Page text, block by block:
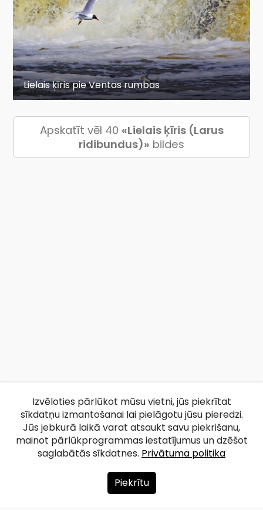
Lielais ķīris pie Ventas rumbas
Apskatīt vēl 40 «Lielais ķīris (Larus
ridibundus)» bildes
Par mums
Izvēloties pārlūkot mūsu vietni, jūs piekrītat
sīkdatņu izmantošanai lai pielāgotu jūsu pieredzi.
Jūs jebkurā laikā varat atsaukt savu piekrišanu,
mainot pārlūkprogrammas iestatījumus un dzēšot
saglabātās sīkdatnes. Privātuma politika
Piekrītu